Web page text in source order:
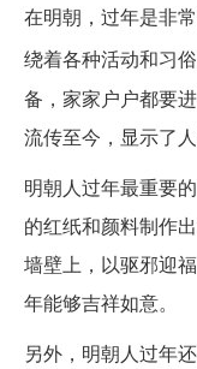
在明朝，过年是非
绕着各种活动和习
备，家家户户都要
流传至今，显示了
明朝人过年最重要
的红纸和颜料制作
墙壁上，以驱邪迎
年能够吉祥如意。
另外，明朝人过年